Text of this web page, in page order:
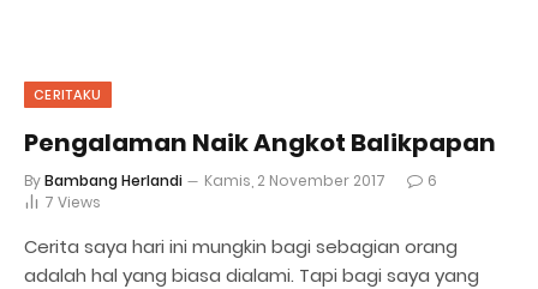
CERITAKU
Pengalaman Naik Angkot Balikpapan
ByBambang Herlandi Kamis, 2 November 2017
6
7 Views
Cerita saya hari ini mungkin bagi sebagian orang
adalah hal yang biasa dialami. Tapi bagi saya yang